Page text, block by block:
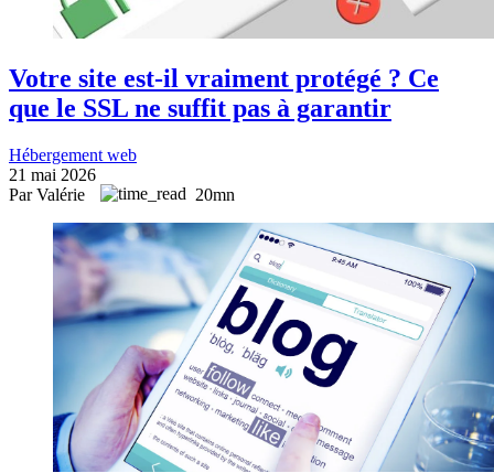
Votre site est-il vraiment protégé ? Ce
que le SSL ne suffit pas à garantir
Hébergement web
21 mai 2026
Par Valérie
20mn